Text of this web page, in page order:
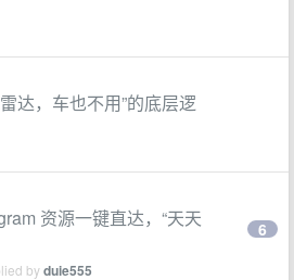
达，车也不用”的底层逻
资源一键直达，“天天
byduie555
6